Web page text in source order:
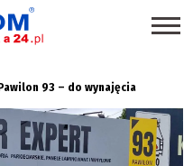
93 – do wynajęcia